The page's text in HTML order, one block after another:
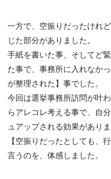
一方で、空振りだったけれ
じた部分がありました。
手紙を書いた事、そしてど
た事で、事務所に入れなか
が整理された】事でした。
今回は選挙事務所訪問が叶
らアレコレ考える事で、自
ュアップされる効果がありま
【空振りだったとしても、
言うのを、体感しました。